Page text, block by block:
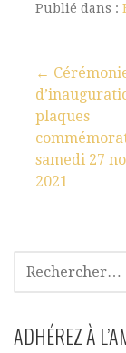
Publié dans :
←
plaques
samedi 27
2021
ADHÉREZ À